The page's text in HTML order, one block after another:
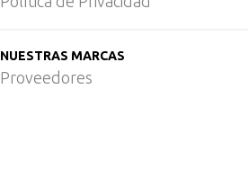
NUESTRAS MARCAS
Proveedores